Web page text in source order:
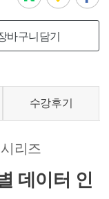
바구니담기
수강후기
리즈
데이터 인